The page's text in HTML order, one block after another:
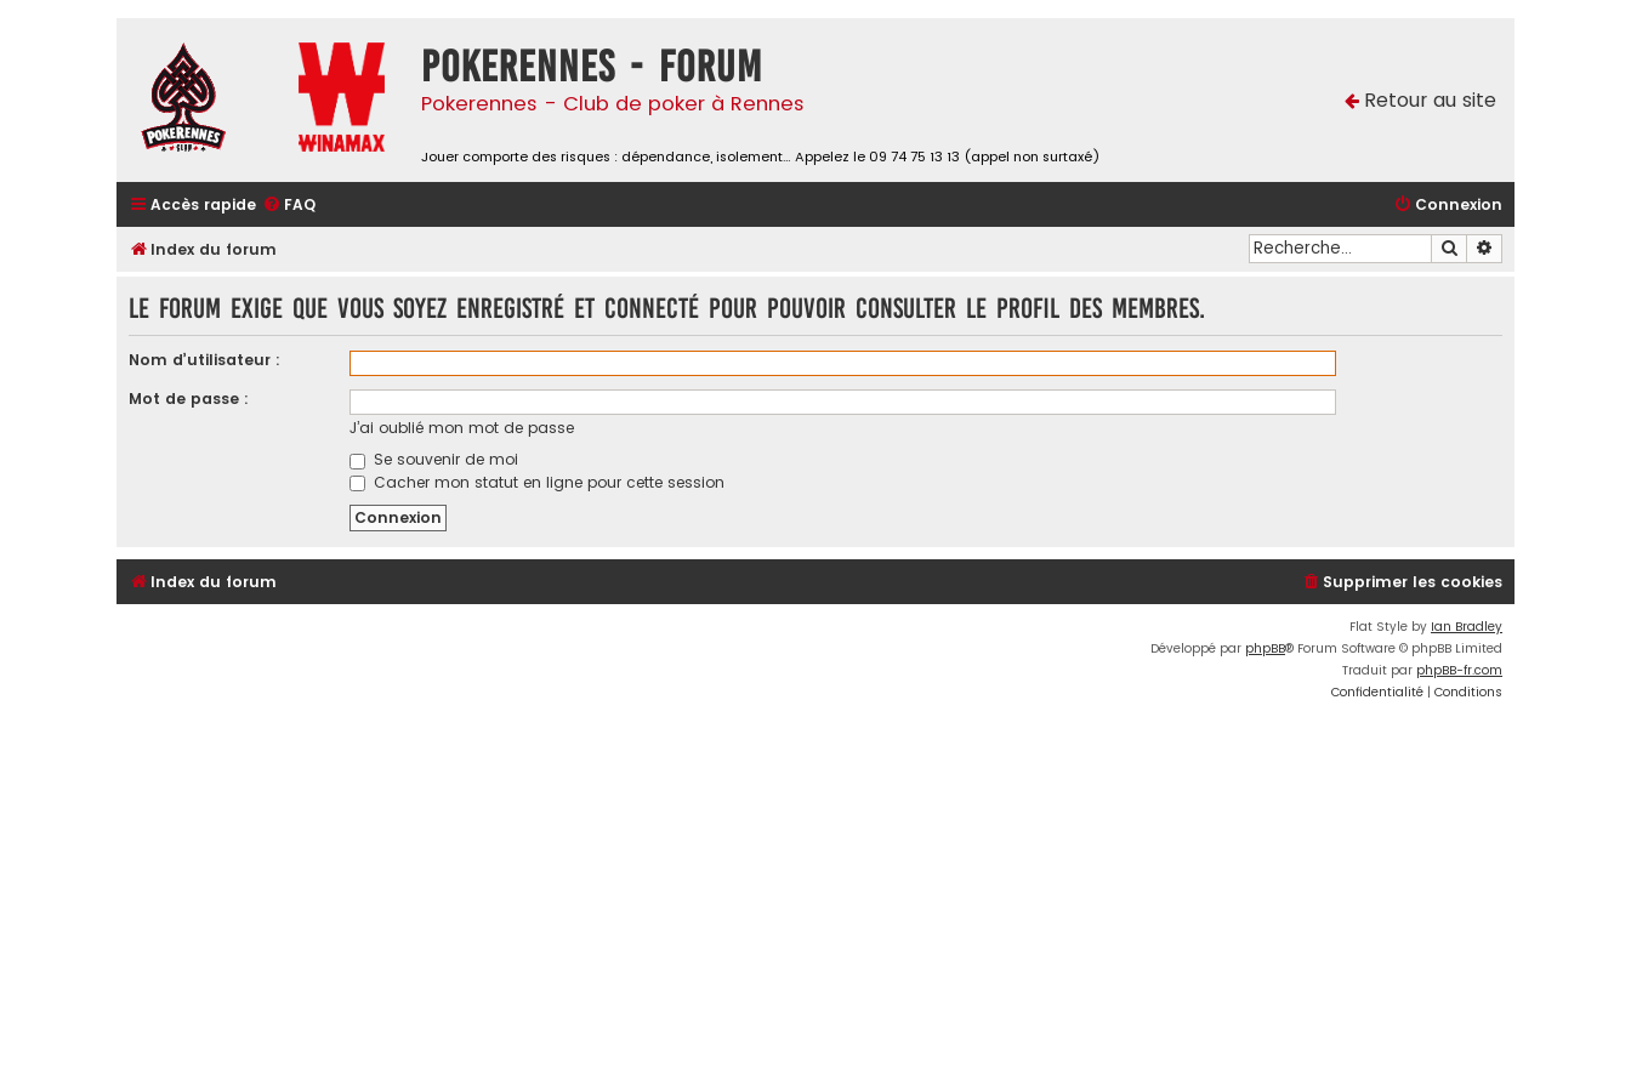
Pokerennes - Forum
Pokerennes - Club de poker à Rennes
Jouer comporte des risques : dépendance, isolement… Appelez le 09 74 75 13 13 (appel non surtaxé)
Retour au site
Accès rapide FAQ Connexion
Index du forum Rechercher
Le forum exige que vous soyez enregistré et connecté pour pouvoir consulter le profil des membres.
Nom d’utilisateur :
Mot de passe :
J’ai oublié mon mot de passe
Se souvenir de moi
Cacher mon statut en ligne pour cette session
Index du forum Supprimer les cookies
Flat Style by Ian Bradley
Développé par phpBB® Forum Software © phpBB Limited
Traduit par phpBB-fr.com
Confidentialité | Conditions